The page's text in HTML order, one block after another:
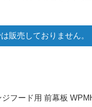
販売しておりません。
フード用 前幕板